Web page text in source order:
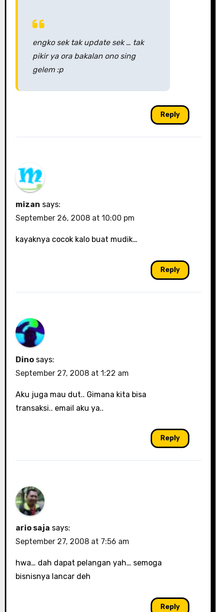
engko sek tak update sek … tak
pikir ya ora bakalan ono sing
gelem :p
Reply
mizan says:
September 26, 2008 at 10:00 pm
kayaknya cocok kalo buat mudik…
Reply
Dino says:
September 27, 2008 at 1:22 am
Aku juga mau dut.. Gimana kita bisa
transaksi.. email aku ya..
Reply
ario saja says:
September 27, 2008 at 7:56 am
hwa… dah dapat pelangan yah… semoga
bisnisnya lancar deh
Reply